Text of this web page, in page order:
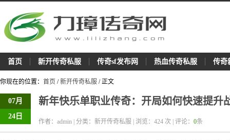
首页 新开传奇私服 传奇sf发布网 热血传奇私服 传奇
你现在的位置： 首页 /新开传奇私服 / 正文
07月
24日
新年快乐单职业传奇：开局如何快速提升
作者：admin | 分类：新开传奇私服 | 浏览： 424 次 | 评论： 0条